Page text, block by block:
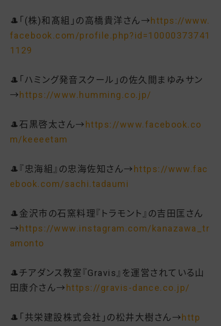
🎩「(株)和髙組」の高橋貴洋さん→https://www.
facebook.com/profile.php?id=10000373741
1129
🎩「ハミング発音スクール」の佐久間まゆみサン
→https://www.humming.co.jp/
🎩石黒啓太さん→https://www.facebook.co
m/keeeetam
🎩『忠海組』の忠海佐知さん→https://www.fac
ebook.com/sachi.tadaumi
🎩金沢市の石窯料理『トラモント』の吉田匡さん
→https://www.instagram.com/kanazawa_tr
amonto
🎩チアダンス教室『Gravis』を運営されている山
田康介さん→https://gravis-dance.co.jp/
🎩「共栄建設株式会社」の松井大樹さん→http